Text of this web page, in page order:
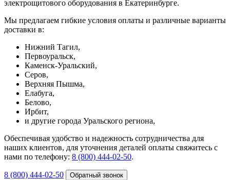
электрощитового оборудования в Екатеринбурге.
Мы предлагаем гибкие условия оплаты и различные варианты
доставки в:
Нижний Тагил,
Первоуральск,
Каменск-Уральский,
Серов,
Верхняя Пышма,
Елабуга,
Белово,
Ирбит,
и другие города Уральского региона,
Обеспечивая удобство и надежность сотрудничества для
наших клиентов, для уточнения деталей оплаты свяжитесь с
нами по телефону: 8 (800) 444-02-50.
8 (800) 444-02-50